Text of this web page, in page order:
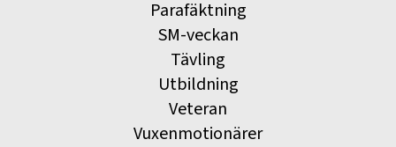
Parafäktning
SM-veckan
Tävling
Utbildning
Veteran
Vuxenmotionärer